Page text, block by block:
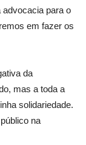
advocacia para o
em fazer os
da
mas a toda a
solidariedade.
na